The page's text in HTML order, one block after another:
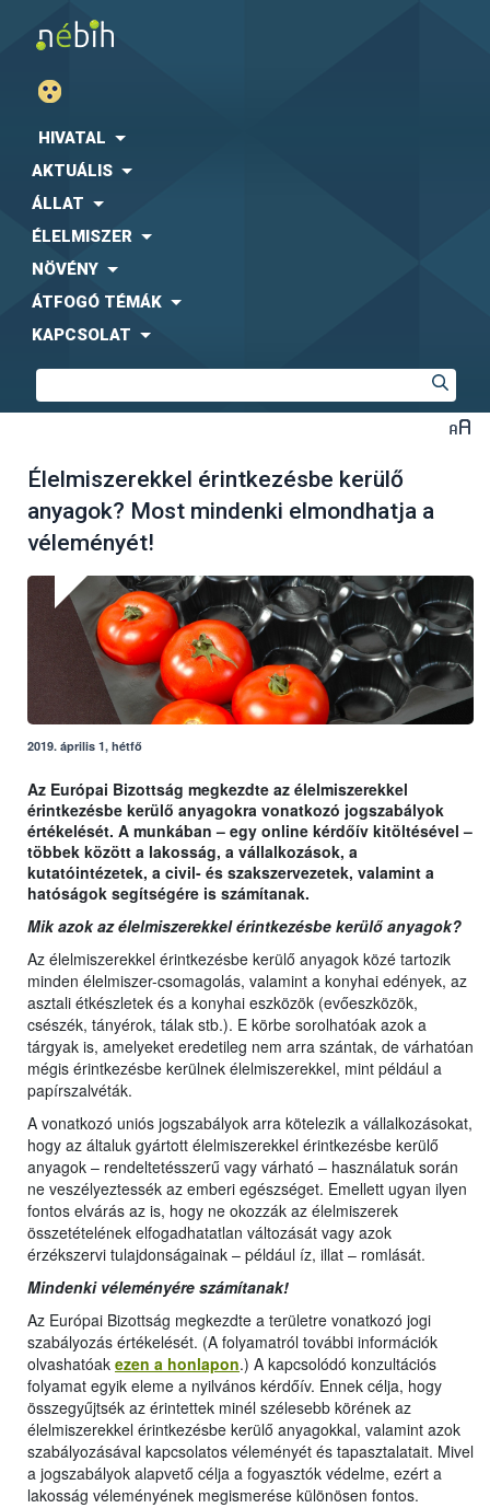
HIVATAL
AKTUÁLIS
ÁLLAT
ÉLELMISZER
NÖVÉNY
ÁTFOGÓ TÉMÁK
KAPCSOLAT
Élelmiszerekkel érintkezésbe kerülő
anyagok? Most mindenki elmondhatja a
véleményét!
2019. április 1, hétfő
Az Európai Bizottság megkezdte az élelmiszerekkel
érintkezésbe kerülő anyagokra vonatkozó jogszabályok
értékelését. A munkában – egy online kérdőív kitöltésével –
többek között a lakosság, a vállalkozások, a
kutatóintézetek, a civil- és szakszervezetek, valamint a
hatóságok segítségére is számítanak.
Mik azok az élelmiszerekkel érintkezésbe kerülő anyagok?
Az élelmiszerekkel érintkezésbe kerülő anyagok közé tartozik
minden élelmiszer-csomagolás, valamint a konyhai edények, az
asztali étkészletek és a konyhai eszközök (evőeszközök,
csészék, tányérok, tálak stb.). E körbe sorolhatóak azok a
tárgyak is, amelyeket eredetileg nem arra szántak, de várhatóan
mégis érintkezésbe kerülnek élelmiszerekkel, mint például a
papírszalvéták.
A vonatkozó uniós jogszabályok arra kötelezik a vállalkozásokat,
hogy az általuk gyártott élelmiszerekkel érintkezésbe kerülő
anyagok – rendeltetésszerű vagy várható – használatuk során
ne veszélyeztessék az emberi egészséget. Emellett ugyan ilyen
fontos elvárás az is, hogy ne okozzák az élelmiszerek
összetételének elfogadhatatlan változását vagy azok
érzékszervi tulajdonságainak – például íz, illat – romlását.
Mindenki véleményére számítanak!
Az Európai Bizottság megkezdte a területre vonatkozó jogi
szabályozás értékelését. (A folyamatról további információk
olvashatóak ezen a honlapon.) A kapcsolódó konzultációs
folyamat egyik eleme a nyilvános kérdőív. Ennek célja, hogy
összegyűjtsék az érintettek minél szélesebb körének az
élelmiszerekkel érintkezésbe kerülő anyagokkal, valamint azok
szabályozásával kapcsolatos véleményét és tapasztalatait. Mivel
a jogszabályok alapvető célja a fogyasztók védelme, ezért a
lakosság véleményének megismerése különösen fontos.